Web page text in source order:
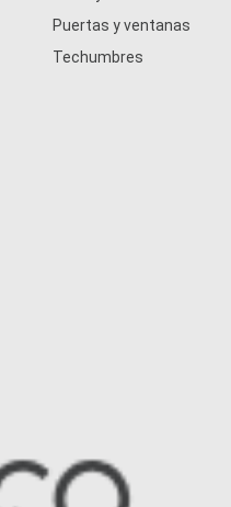
Puertas y ventanas
Techumbres